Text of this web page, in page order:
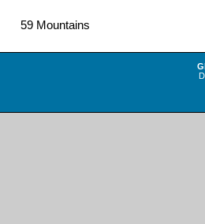
59 Mountains